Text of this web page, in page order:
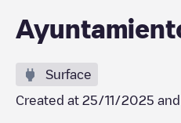
Surface
Created at 25/11/2025